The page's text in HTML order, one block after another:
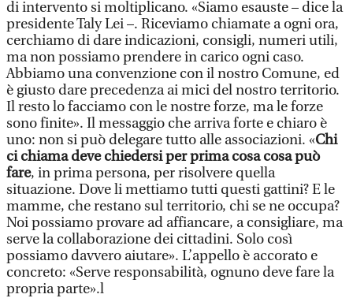
di intervento si moltiplicano. «Siamo esauste – dice la
presidente Taly Lei –. Riceviamo chiamate a ogni ora,
cerchiamo di dare indicazioni, consigli, numeri utili,
ma non possiamo prendere in carico ogni caso.
Abbiamo una convenzione con il nostro Comune, ed
è giusto dare precedenza ai mici del nostro territorio.
Il resto lo facciamo con le nostre forze, ma le forze
sono finite». Il messaggio che arriva forte e chiaro è
uno: non si può delegare tutto alle associazioni. «Chi
ci chiama deve chiedersi per prima cosa cosa può
fare, in prima persona, per risolvere quella
situazione. Dove li mettiamo tutti questi gattini? E le
mamme, che restano sul territorio, chi se ne occupa?
Noi possiamo provare ad affiancare, a consigliare, ma
serve la collaborazione dei cittadini. Solo così
possiamo davvero aiutare». L’appello è accorato e
concreto: «Serve responsabilità, ognuno deve fare la
propria parte».l